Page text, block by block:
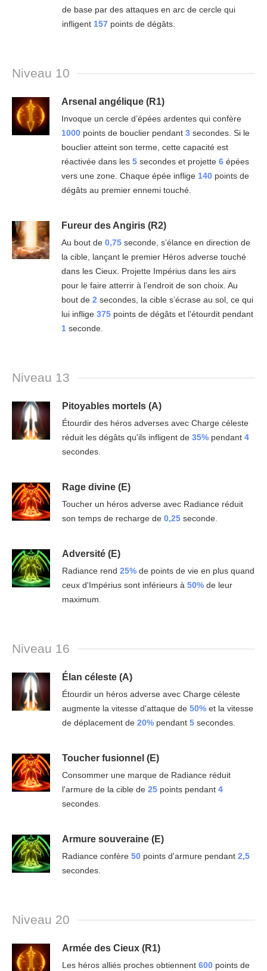
de base par des attaques en arc de cercle qui
infligent 157 points de dégâts.
Niveau 10
Arsenal angélique (R1)
Invoque un cercle d’épées ardentes qui confère
1000 points de bouclier pendant3 secondes. Si le
bouclier atteint son terme, cette capacité est
réactivée dans les5 secondes et projette6 épées
vers une zone. Chaque épée inflige 140 points de
dégâts au premier ennemi touché.
Fureur des Angiris (R2)
Au bout de 0,75 seconde, s’élance en direction de
la cible, lançant le premier Héros adverse touché
dans les Cieux. Projette Impérius dans les airs
pour le faire atterrir à l’endroit de son choix. Au
bout de2 secondes, la cible s’écrase au sol, ce qui
lui inflige375 points de dégâts et l’étourdit pendant
1 seconde.
Niveau 13
Pitoyables mortels (A)
Étourdir des héros adverses avec Charge céleste
réduit les dégâts qu'ils infligent de 35%pendant 4
secondes.
Rage divine (E)
Toucher un héros adverse avec Radiance réduit
son temps de recharge de 0,25 seconde.
Adversité (E)
Radiance rend 25%de points de vie en plus quand
ceux d'Impérius sont inférieurs à 50%de leur
maximum.
Niveau 16
Élan céleste (A)
Étourdir un héros adverse avec Charge céleste
augmente la vitesse d'attaque de 50%et la vitesse
de déplacement de 20%pendant 5secondes.
Toucher fusionnel (E)
Consommer une marque de Radiance réduit
l'armure de la cible de 25 points pendant 4
secondes.
Armure souveraine (E)
Radiance confère 50 points d'armure pendant2,5
secondes.
Niveau 20
Armée des Cieux (R1)
Les héros alliés proches obtiennent 600 points de